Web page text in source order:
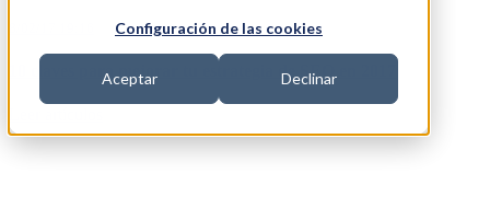
Configuración de las cookies
Aceptar Declinar
10 claves para mejorar tu estrategia de SEO en 2017